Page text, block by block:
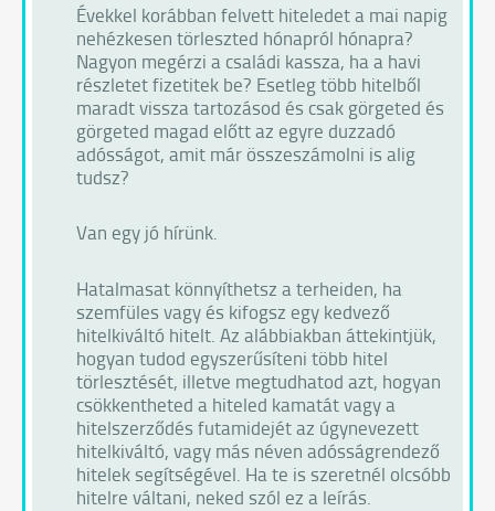
Évekkel korábban felvett hiteledet a mai napig
nehézkesen törleszted hónapról hónapra?
Nagyon megérzi a családi kassza, ha a havi
részletet fizetitek be? Esetleg több hitelből
maradt vissza tartozásod és csak görgeted és
görgeted magad előtt az egyre duzzadó
adósságot, amit már összeszámolni is alig
tudsz?
Van egy jó hírünk.
Hatalmasat könnyíthetsz a terheiden, ha
szemfüles vagy és kifogsz egy kedvező
hitelkiváltó hitelt. Az alábbiakban áttekintjük,
hogyan tudod egyszerűsíteni több hitel
törlesztését, illetve megtudhatod azt, hogyan
csökkentheted a hiteled kamatát vagy a
hitelszerződés futamidejét az úgynevezett
hitelkiváltó, vagy más néven adósságrendező
hitelek segítségével. Ha te is szeretnél olcsóbb
hitelre váltani, neked szól ez a leírás.